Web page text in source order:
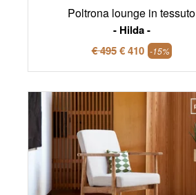
Poltrona lounge in tessuto
Hilda
€ 495€ 410 -15%